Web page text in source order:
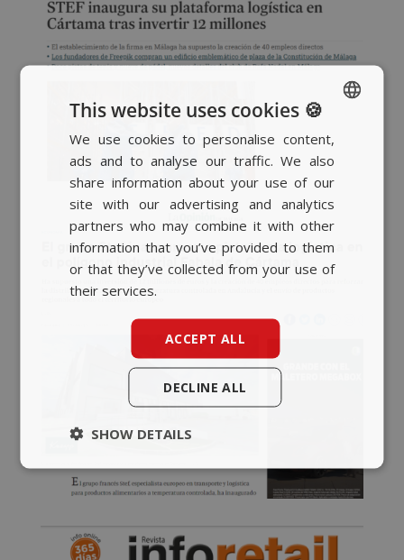
SPANISH
BASQUE
CATALAN
ENGLISH
This website uses cookies 🍪
We use cookies to personalise content,
ads and to analyse our traffic. We also
share information about your use of our
site with our advertising and analytics
partners who may combine it with other
information that you’ve provided to them
or that they’ve collected from your use of
their services.
ACCEPT ALL
DECLINE ALL
SHOW DETAILS